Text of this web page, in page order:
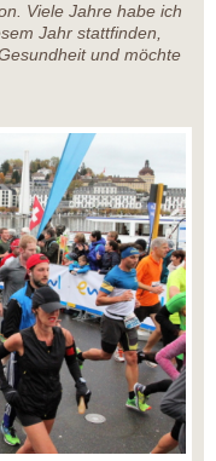
Viele Jahre habe ich
Jahr stattfinden,
und möchte